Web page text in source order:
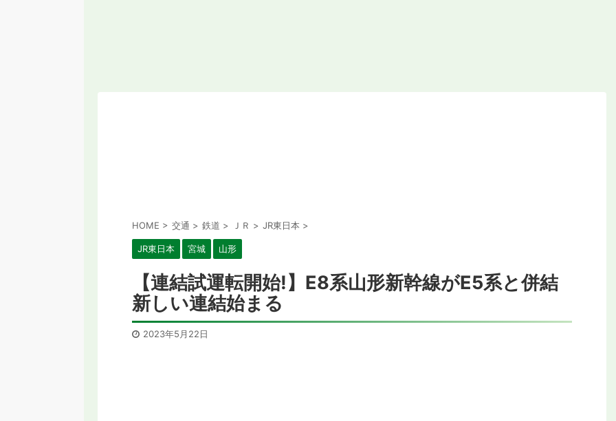
HOME > 交通 > 鉄道 > ＪＲ > JR東日本 >
JR東日本 宮城 山形
【連結試運転開始!】E8系山形新幹線がE5系と併結
新しい連結始まる
2023年5月22日